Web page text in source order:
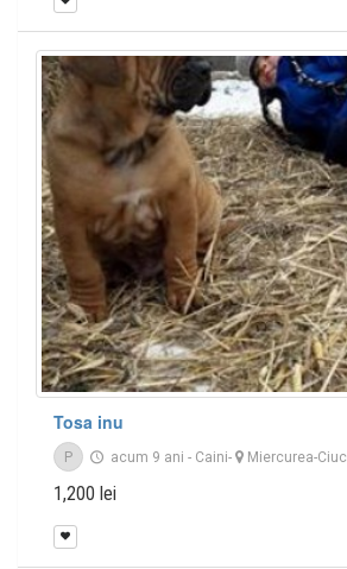
Tosa inu
P acum 9 ani - Caini- Miercurea-Ciuc
1,200 lei